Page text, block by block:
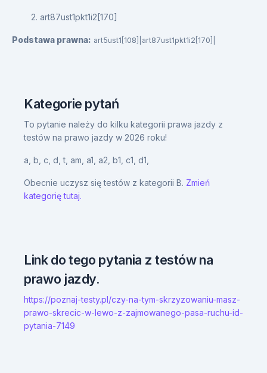
2. art87ust1pkt1i2[170]
Podstawa prawna: art5ust1[108]|art87ust1pkt1i2[170]|
Kategorie pytań
To pytanie należy do kilku kategorii prawa jazdy z
testów na prawo jazdy w 2026 roku!
a, b, c, d,t, am, a1, a2, b1, c1, d1,
Obecnie uczysz się testów z kategorii B. Zmień
kategorię tutaj.
Link do tego pytania z testów na
prawo jazdy.
https://poznaj-testy.pl/czy-na-tym-skrzyzowaniu-masz-
prawo-skrecic-w-lewo-z-zajmowanego-pasa-ruchu-id-
pytania-7149